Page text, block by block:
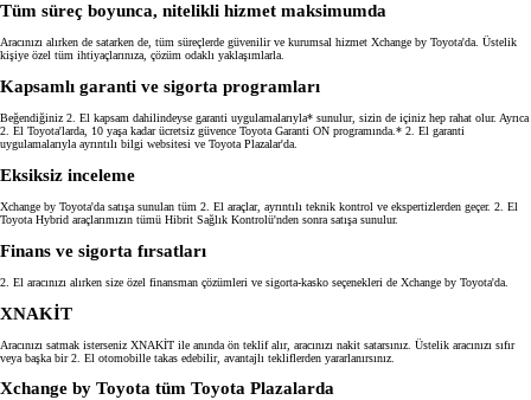
Tüm süreç boyunca, nitelikli hizmet maksimumda
Aracınızı alırken de satarken de, tüm süreçlerde güvenilir ve kurumsal hizmet Xchange by Toyota'da. Üstelik
kişiye özel tüm ihtiyaçlarınıza, çözüm odaklı yaklaşımlarla.
Kapsamlı garanti ve sigorta programları
Beğendiğiniz 2. El kapsam dahilindeyse garanti uygulamalarıyla* sunulur, sizin de içiniz hep rahat olur. Ayrıca
2. El Toyota'larda, 10 yaşa kadar ücretsiz güvence Toyota Garanti ON programında.* 2. El garanti
uygulamalarıyla ayrıntılı bilgi websitesi ve Toyota Plazalar'da.
Eksiksiz inceleme
Xchange by Toyota'da satışa sunulan tüm 2. El araçlar, ayrıntılı teknik kontrol ve ekspertizlerden geçer. 2. El
Toyota Hybrid araçlarımızın tümü Hibrit Sağlık Kontrolü'nden sonra satışa sunulur.
Finans ve sigorta fırsatları
2. El aracınızı alırken size özel finansman çözümleri ve sigorta-kasko seçenekleri de Xchange by Toyota'da.
XNAKİT
Aracınızı satmak isterseniz XNAKİT ile anında ön teklif alır, aracınızı nakit satarsınız. Üstelik aracınızı sıfır
veya başka bir 2. El otomobille takas edebilir, avantajlı tekliflerden yararlanırsınız.
Xchange by Toyota tüm Toyota Plazalarda